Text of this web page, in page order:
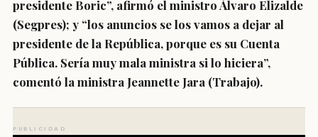
presidente Boric”, afirmó el ministro Álvaro Elizalde
(Segpres); y “los anuncios se los vamos a dejar al
presidente de la República, porque es su Cuenta
Pública. Sería muy mala ministra si lo hiciera”,
comentó la ministra Jeannette Jara (Trabajo).
PUBLICIDAD